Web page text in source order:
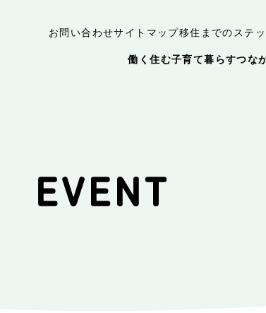
お問い合わせサイトマップ移住までのステ
働く住む子育て暮らすつな